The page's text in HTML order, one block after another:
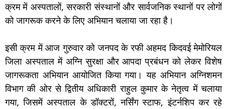
क्रम में अस्पतालों, सरकारी संस्थानों और सार्वजनिक स्थानों पर लोगों
को जागरूक करने के लिए अभियान चलाया जा रहा है।
इसी क्रम में आज गुरुवार को जनपद के रफी अहमद किदवई मेमोरियल
जिला अस्पताल में अग्नि सुरक्षा और आपदा प्रबंधन को लेकर विशेष
जागरूकता अभियान आयोजित किया गया। यह अभियान अग्निशमन
विभाग की ओर से द्वितीय अधिकारी राहुल कुमार के नेतृत्व में चलाया
गया, जिसमें अस्पताल के डॉक्टरों, नर्सिंग स्टाफ, इंटर्नशिप कर रहे